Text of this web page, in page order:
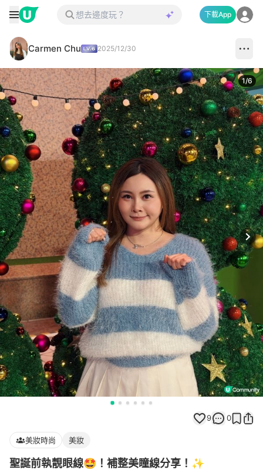
下載App
Carmen Chu 2025/12/30
1/6
9 0
美妝時尚 美妝
聖誕前執靚眼線🤩！補整美瞳線分享！✨